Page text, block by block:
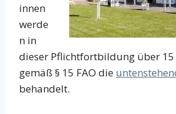
innen
werde
n in
dieser Pflichtfortbildung über 15
gemäß § 15 FAO die
behandelt.